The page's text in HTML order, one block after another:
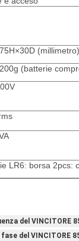
(millimetro)
(batterie
LR6: borsa 2pcs:
del VINCITORE
del VINCITORE